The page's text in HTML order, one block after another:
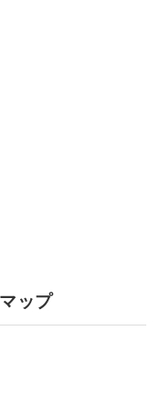
ップ